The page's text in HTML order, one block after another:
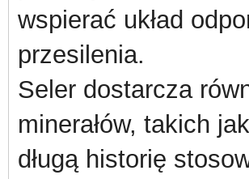
wspierać układ
przesilenia.
Seler dostarcza
minerałów, takich
długą historię